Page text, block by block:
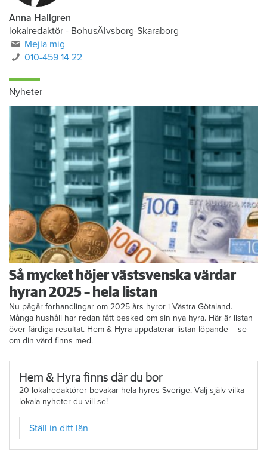
Anna Hallgren
lokalredaktör - BohusÄlvsborg-Skaraborg
Mejla mig
010-459 14 22
Nyheter
Så mycket höjer västsvenska värdar
hyran 2025 – hela listan
Nu pågår förhandlingar om 2025 års hyror i Västra Götaland.
Många hushåll har redan fått besked om sin nya hyra. Här är listan
över färdiga resultat. Hem & Hyra uppdaterar listan löpande – se
om din värd finns med.
Hem & Hyra finns där du bor
20 lokalredaktörer bevakar hela hyres-Sverige. Välj själv vilka
lokala nyheter du vill se!
Ställ in ditt län